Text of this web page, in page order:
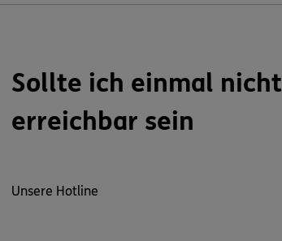
Sollte ich einmal nicht
erreichbar sein
Unsere Hotline